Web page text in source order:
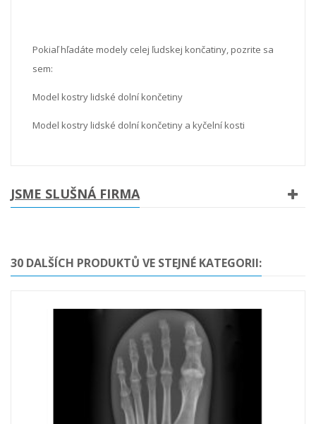
Pokiaľ hľadáte modely celej ľudskej končatiny, pozrite sa
sem:
Model kostry lidské dolní končetiny
Model kostry lidské dolní končetiny a kyčelní kosti
JSME SLUŠNÁ FIRMA
30 DALŠÍCH PRODUKTŮ VE STEJNÉ KATEGORII: